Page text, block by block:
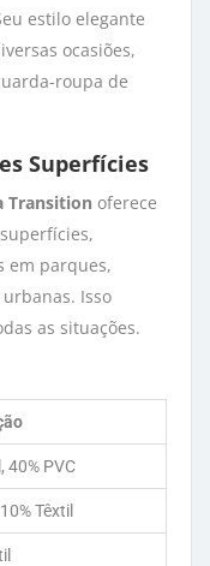
estilo elegante
ocasiões,
roupa de
Superfícies
Transition oferece
em parques,
Isso
as situações.
40% PVC
Têxtil